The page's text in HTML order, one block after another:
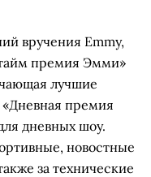
вручения Emmy,
премия Эмми»
лучшие
премия
дневных шоу.
новостные
за технические